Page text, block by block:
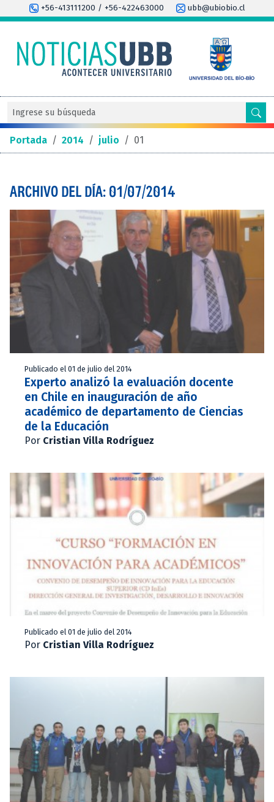
+56-413111200 / +56-422463000 ubb@ubiobio.cl
Portada / 2014 / julio / 01
ARCHIVO DEL DÍA: 01/07/2014
Publicado el 01 de julio del 2014
Experto analizó la evaluación docente
en Chile en inauguración de año
académico de departamento de Ciencias
de la Educación
Por Cristian Villa Rodríguez
Publicado el 01 de julio del 2014
Por Cristian Villa Rodríguez